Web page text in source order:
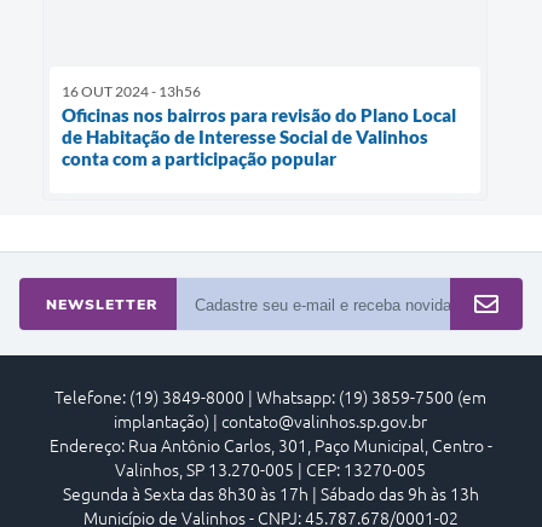
16 OUT 2024 - 13h56
Oficinas nos bairros para revisão do Plano Local
de Habitação de Interesse Social de Valinhos
conta com a participação popular
NEWSLETTER
Telefone: (19) 3849-8000 | Whatsapp: (19) 3859-7500 (em
implantação) | contato@valinhos.sp.gov.br
Endereço: Rua Antônio Carlos, 301, Paço Municipal, Centro -
Valinhos, SP 13.270-005 | CEP: 13270-005
Segunda à Sexta das 8h30 às 17h | Sábado das 9h às 13h
Município de Valinhos - CNPJ: 45.787.678/0001-02